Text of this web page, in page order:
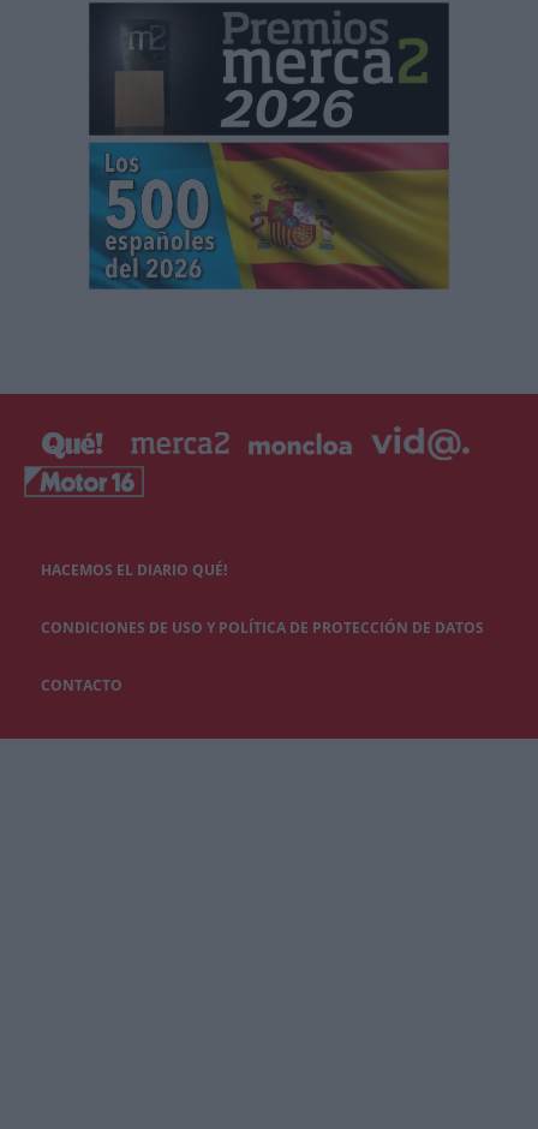
HACEMOS EL DIARIO QUÉ!
CONDICIONES DE USO Y POLÍTICA DE PROTECCIÓN DE DATOS
CONTACTO